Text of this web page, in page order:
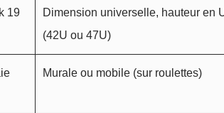
19
Dimension universelle, hauteur en
(42U ou 47U)
Murale ou mobile (sur roulettes)